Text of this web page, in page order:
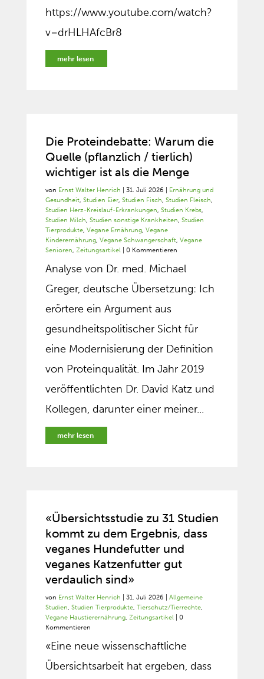
https://www.youtube.com/watch?
v=drHLHAfcBr8
mehr lesen
Die Proteindebatte: Warum die
Quelle (pflanzlich / tierlich)
wichtiger ist als die Menge
von Ernst Walter Henrich 31. Juli 2026
Ernährung und
Gesundheit, Studien Eier, Studien Fisch, Studien Fleisch,
Studien Herz-Kreislauf-Erkrankungen, Studien Krebs,
Studien Milch, Studien sonstige Krankheiten, Studien
Tierprodukte, Vegane Ernährung, Vegane
Kinderernährung, Vegane Schwangerschaft, Vegane
Senioren, Zeitungsartikel| 0 Kommentieren
Analyse von Dr. med. Michael
Greger, deutsche Übersetzung: Ich
erörtere ein Argument aus
gesundheitspolitischer Sicht für
eine Modernisierung der Definition
von Proteinqualität. Im Jahr 2019
veröffentlichten Dr. David Katz und
Kollegen, darunter einer meiner...
mehr lesen
«Übersichtsstudie zu 31 Studien
kommt zu dem Ergebnis, dass
veganes Hundefutter und
veganes Katzenfutter gut
verdaulich sind»
von Ernst Walter Henrich 31. Juli 2026
Allgemeine
Studien, Studien Tierprodukte, Tierschutz/Tierrechte,
Vegane Haustierernährung, Zeitungsartikel| 0
Kommentieren
«Eine neue wissenschaftliche
Übersichtsarbeit hat ergeben, dass